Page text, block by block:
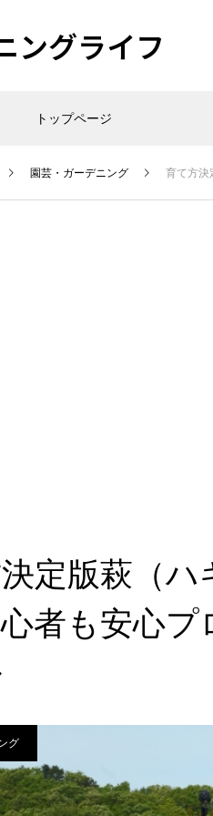
ングライフ
トップページ
園芸・ガーデニング 育て方決
定版萩（
者も安心
グ